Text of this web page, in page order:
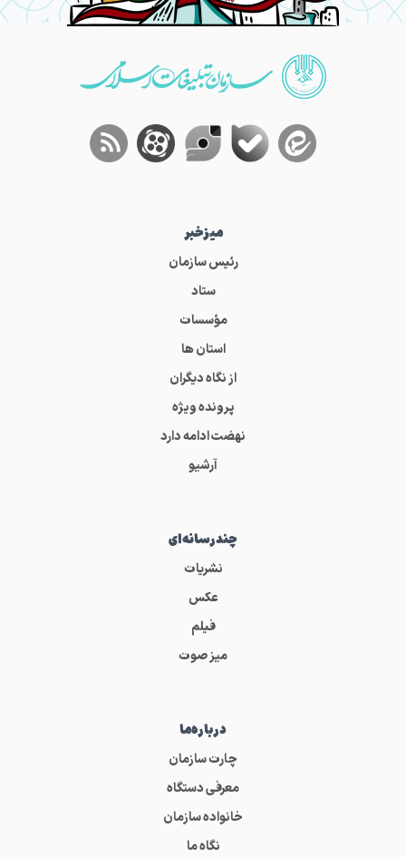
میز‌خبر
رئیس سازمان
ستاد
مؤسسات
استان ها
از نگاه دیگران
پرونده ویژه
نهضت ادامه دارد
آرشیو
چندرسانه‌ای
نشریات
عکس
فیلم
میز صوت
درباره‌ما
چارت سازمان
معرفی دستگاه
خانواده سازمان
نگاه ما